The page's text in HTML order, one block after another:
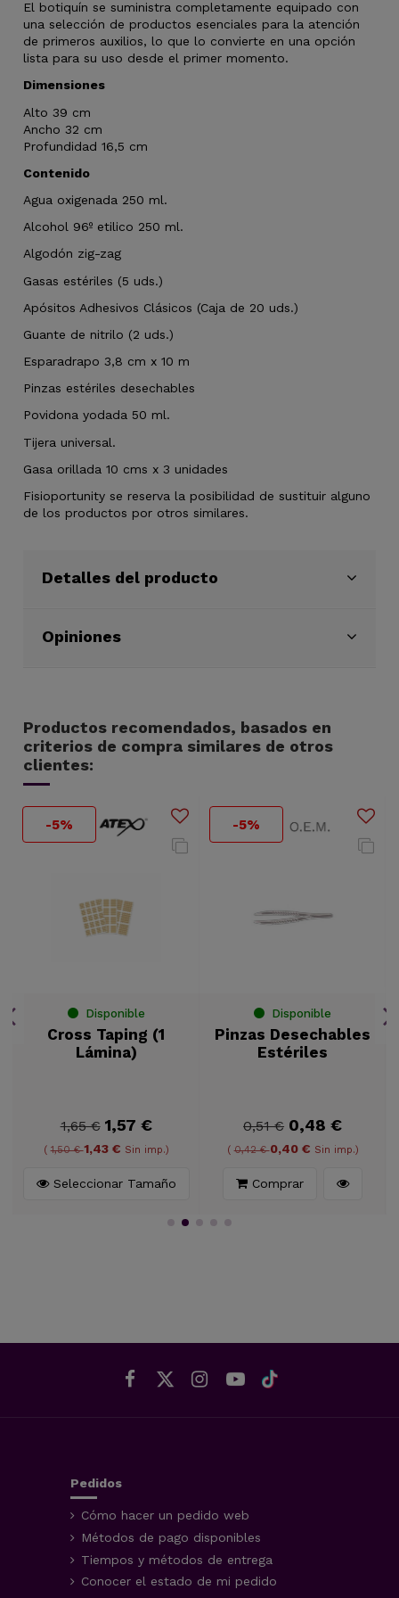
El botiquín se suministra completamente equipado con
una selección de productos esenciales para la atención
de primeros auxilios, lo que lo convierte en una opción
lista para su uso desde el primer momento.
Dimensiones
Alto 39 cm
Ancho 32 cm
Profundidad 16,5 cm
Contenido
Agua oxigenada 250 ml.
Alcohol 96º etilico 250 ml.
Algodón zig-zag
Gasas estériles (5 uds.)
Apósitos Adhesivos Clásicos (Caja de 20 uds.)
Guante de nitrilo (2 uds.)
Esparadrapo 3,8 cm x 10 m
Pinzas estériles desechables
Povidona yodada 50 ml.
Tijera universal.
Gasa orillada 10 cms x 3 unidades
Fisioportunity se reserva la posibilidad de sustituir alguno
de los productos por otros similares.
Detalles del producto
Opiniones
Productos recomendados, basados en
criterios de compra similares de otros
clientes:
-5%
Disponible
Cross Taping (1
Lámina)
1,65 € 1,57 €
(1,50 €1,43 € Sin imp.)
Seleccionar Tamaño
-5%
Disponible
Pinzas Desechables
Estériles
0,51 € 0,48 €
(0,42 €0,40 € Sin imp.)
Comprar
Pedidos
Cómo hacer un pedido web
Métodos de pago disponibles
Tiempos y métodos de entrega
Conocer el estado de mi pedido